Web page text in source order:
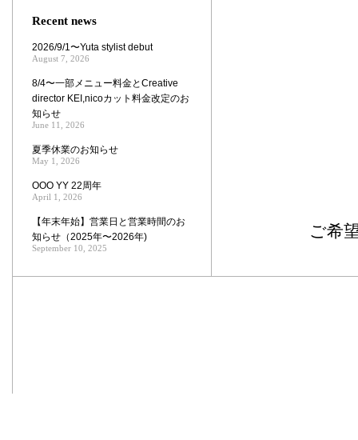
ご希
Recent news
2026/9/1〜Yuta stylist debut
August 7, 2026
8/4〜一部メニュー料金とCreative
director KEI,nicoカット料金改定のお
知らせ
June 11, 2026
夏季休業のお知らせ
May 1, 2026
OOO YY 22周年
April 1, 2026
【年末年始】営業日と営業時間のお
知らせ（2025年〜2026年)
September 10, 2025